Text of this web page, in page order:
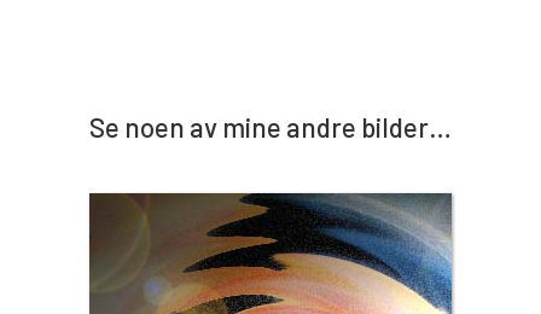
Se noen av mine andre bilder…